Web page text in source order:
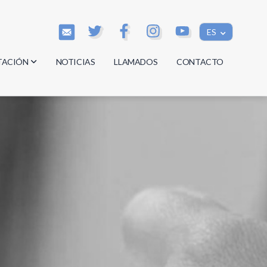
ES
NOTICIAS LLAMADOS CONTACTO